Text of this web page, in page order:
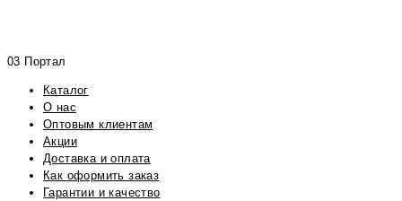
03 Портал
Каталог
О нас
Оптовым клиентам
Акции
Доставка и оплата
Как оформить заказ
Гарантии и качество